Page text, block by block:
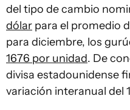
del tipo de cambio
dólar para el promedio
para diciembre, los
1676 por unidad. De
divisa estadounidense
variación interanual del